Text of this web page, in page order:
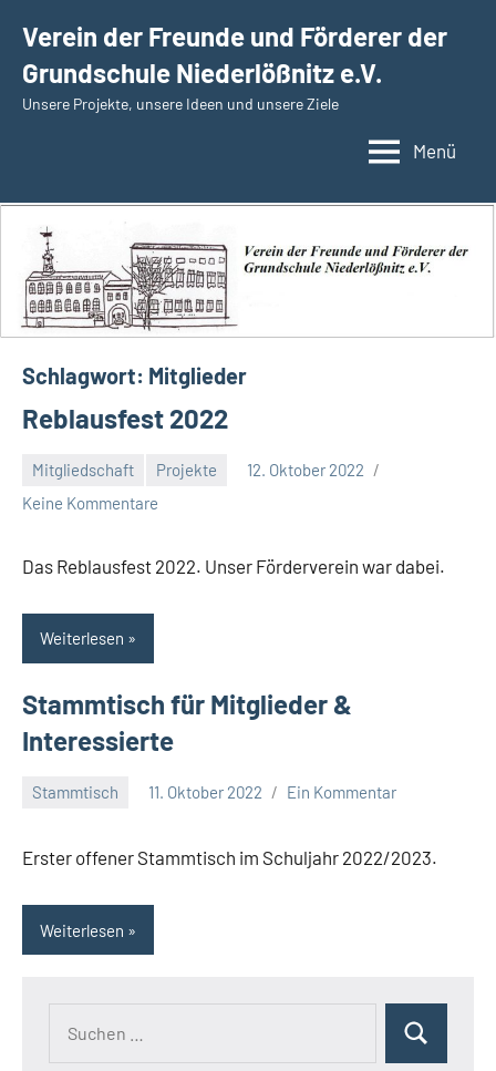
Inhalt
springen
Verein der Freunde und Förderer der
Grundschule Niederlößnitz e.V.
Unsere Projekte, unsere Ideen und unsere Ziele
Menü
Schlagwort: Mitglieder
Reblausfest 2022
Mitgliedschaft Projekte
12. Oktober 2022
admin
Keine Kommentare
Das Reblausfest 2022. Unser Förderverein war dabei.
Weiterlesen
Stammtisch für Mitglieder &
Interessierte
Stammtisch 11. Oktober 2022 Ein Kommentar
Erster offener Stammtisch im Schuljahr 2022/2023.
Weiterlesen
Suchen